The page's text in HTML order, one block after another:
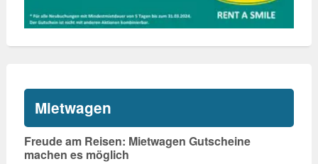
Mietwagen
Freude am Reisen: Mietwagen Gutscheine
machen es möglich